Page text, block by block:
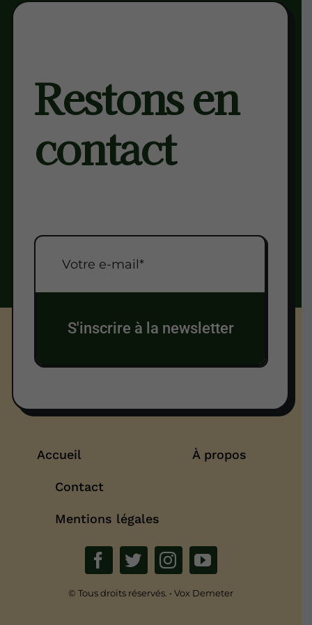
Restons en
contact
S'inscrire à la newsletter
Accueil À propos
Contact
Mentions légales
© Tous droits réservés. • Vox Demeter